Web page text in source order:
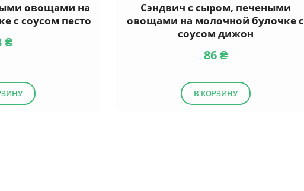
овощами на
с соусом песто
₴
Сэндвич с сыром, печеными
овощами на молочной булочке с
соусом дижон
86₴
В КОРЗИНУ